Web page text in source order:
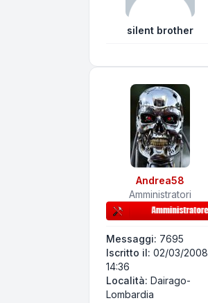
silent brother
Andrea58
Amministratori
Messaggi: 7695
Iscritto il: 02/03/2008,
14:36
Località: Dairago-
Lombardia